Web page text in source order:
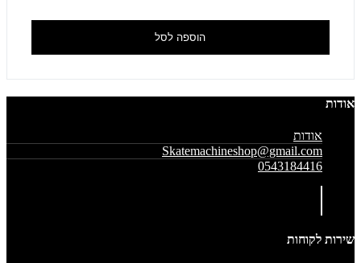
הוספה לסל
אודות
אודות
Skatemachineshop@gmail.com
0543184416
שירות לקוחות